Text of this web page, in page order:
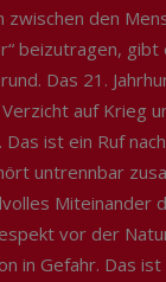
zwischen den
beizutragen, gibt
Das 21.
auf Krieg
Das ist ein Ruf
untrennbar
Miteinander
vor der
in Gefahr. Das